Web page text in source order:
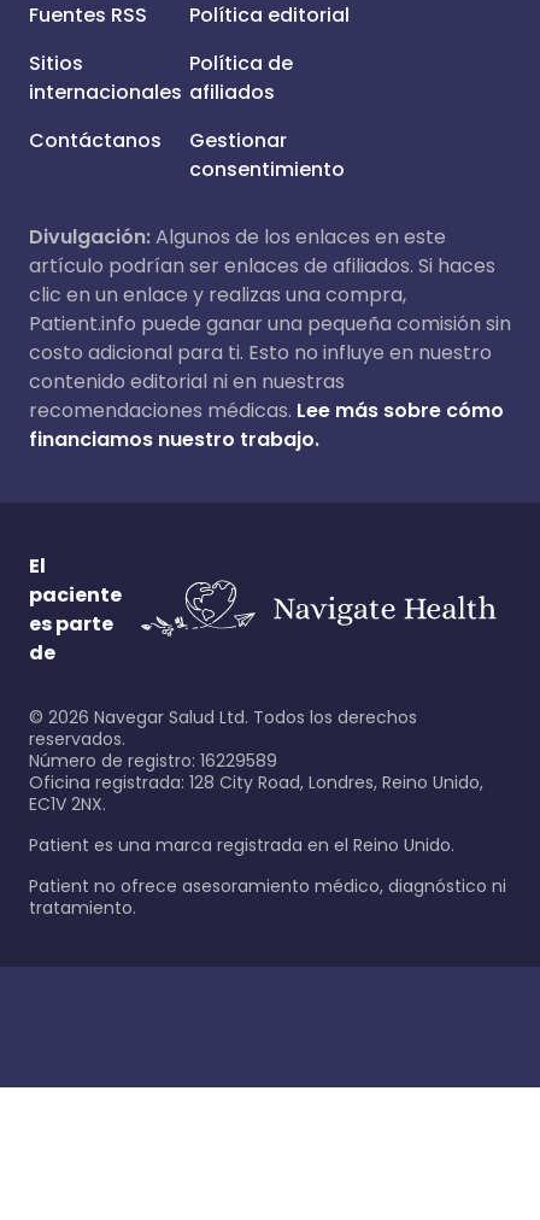
Fuentes RSS
Sitios
internacionales
Contáctanos
Política editorial
Política de
afiliados
Gestionar
consentimiento
Divulgación:Algunos de los enlaces en este
artículo podrían ser enlaces de afiliados. Si haces
clic en un enlace y realizas una compra,
Patient.info puede ganar una pequeña comisión sin
costo adicional para ti. Esto no influye en nuestro
contenido editorial ni en nuestras
recomendaciones médicas. Lee más sobre cómo
financiamos nuestro trabajo.
El
paciente
es parte
de
© 2026 Navegar Salud Ltd. Todos los derechos
reservados.
Número de registro: 16229589
Oficina registrada: 128 City Road, Londres, Reino Unido,
EC1V 2NX.
Patient es una marca registrada en el Reino Unido.
Patient no ofrece asesoramiento médico, diagnóstico ni
tratamiento.